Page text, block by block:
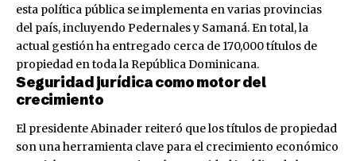
esta política pública se implementa en varias provincias
del país, incluyendo Pedernales y Samaná. En total, la
actual gestión ha entregado cerca de 170,000 títulos de
propiedad en toda la República Dominicana.
Seguridad jurídica como motor del
crecimiento
El presidente Abinader reiteró que los títulos de propiedad
son una herramienta clave para el crecimiento económico